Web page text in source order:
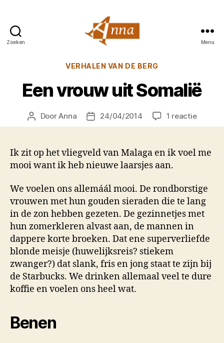
Zoeken
van
Menu
Categorieën
VERHALEN VAN DE BERG
Een vrouw uit Somalië
Berichtauteur
DoorAnna Berichtdatum
24/04/2014 1 reactieop
Een
uit
Ik zit op het vliegveld van Malaga en ik voel me
mooi want ik heb nieuwe laarsjes aan.
We voelen ons allemáál mooi. De rondborstige
vrouwen met hun gouden sieraden die te lang
in de zon hebben gezeten. De gezinnetjes met
hun zomerkleren alvast aan, de mannen in
dappere korte broeken. Dat ene superverliefde
blonde meisje (huwelijksreis? stiekem
zwanger?) dat slank, fris en jong staat te zijn bij
de Starbucks. We drinken allemaal veel te dure
koffie en voelen ons heel wat.
Benen